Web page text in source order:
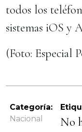
todos los
sistemas iOS y
(Foto: Especial
Categoría:
Nacional
No